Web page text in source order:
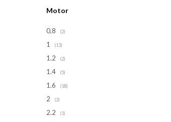
Motor
0,8 (2)
1 (13)
1.2 (2)
1.4 (5)
1.6 (18)
2 (2)
2.2 (1)